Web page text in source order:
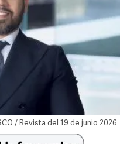
/ Revista del 19 de junio 2026